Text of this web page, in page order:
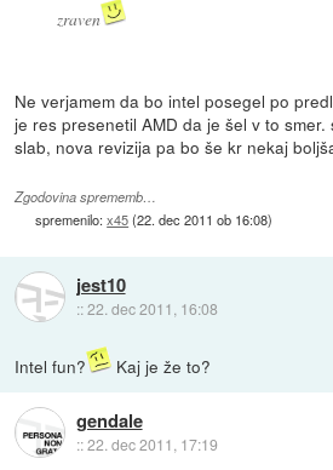
zraven
Ne verjamem da bo intel posegel po
je res presenetil AMD da je šel v to
slab, nova revizija pa bo še kr nekaj
Zgodovina sprememb…
spremenilo:x45(22. dec 2011 ob 16:08)
jest10
::22. dec 2011, 16:08
Intel fun? Kaj je že to?
gendale
::22. dec 2011, 17:19